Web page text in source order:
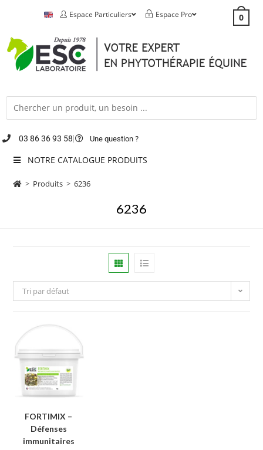
Espace Particuliers Espace Pro 0
03 86 36 93 58 Une question ?
NOTRE CATALOGUE PRODUITS
> Produits > 6236
6236
Tri par défaut
FORTIMIX –
Défenses
immunitaires